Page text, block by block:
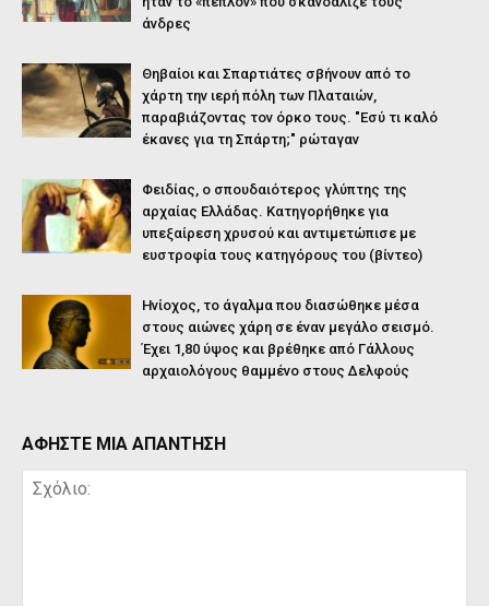
άνδρες
Θηβαίοι και Σπαρτιάτες σβήνουν από το
χάρτη την ιερή πόλη των Πλαταιών,
παραβιάζοντας τον όρκο τους. "Εσύ τι καλό
έκανες για τη Σπάρτη;" ρώταγαν
Φειδίας, ο σπουδαιότερος γλύπτης της
αρχαίας Ελλάδας. Κατηγορήθηκε για
υπεξαίρεση χρυσού και αντιμετώπισε με
ευστροφία τους κατηγόρους του (βίντεο)
Ηνίοχος, το άγαλμα που διασώθηκε μέσα
στους αιώνες χάρη σε έναν μεγάλο σεισμό.
Έχει 1,80 ύψος και βρέθηκε από Γάλλους
αρχαιολόγους θαμμένο στους Δελφούς
ΑΦΗΣΤΕ ΜΙΑ ΑΠΑΝΤΗΣΗ